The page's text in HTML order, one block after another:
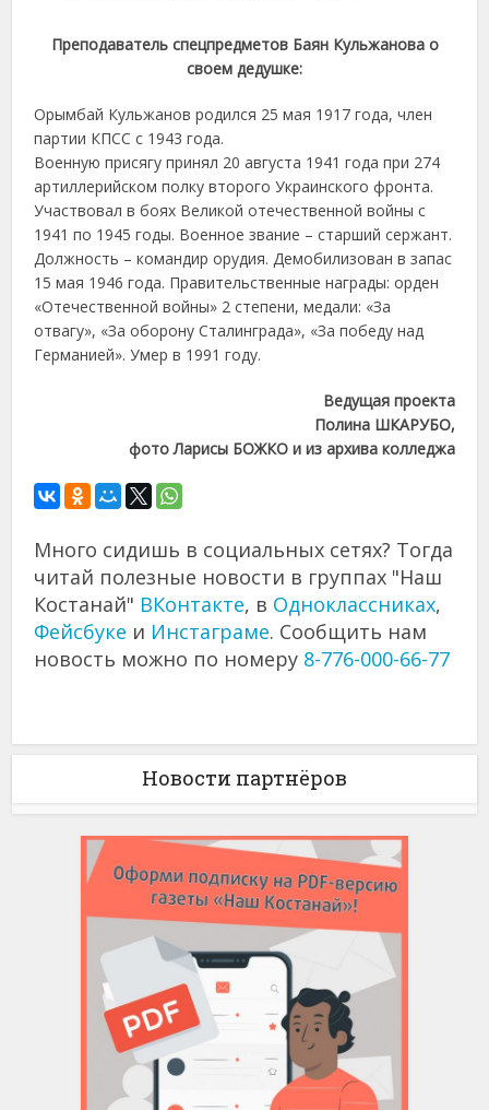
Преподаватель спецпредметов Баян Кульжанова о
своем дедушке:
Орымбай Кульжанов родился 25 мая 1917 года, член
партии КПСС с 1943 года.
Военную присягу принял 20 августа 1941 года при 274
артиллерийском полку второго Украинского фронта.
Участвовал в боях Великой отечественной войны с
1941 по 1945 годы. Военное звание – старший сержант.
Должность – командир орудия. Демобилизован в запас
15 мая 1946 года. Правительственные награды: орден
«Отечественной войны» 2 степени, медали: «За
отвагу», «За оборону Сталинграда», «За победу над
Германией». Умер в 1991 году.
Ведущая проекта
Полина ШКАРУБО,
фото Ларисы БОЖКО и из архива колледжа
Много сидишь в социальных сетях? Тогда
читай полезные новости в группах "Наш
Костанай" ВКонтакте, в Одноклассниках,
Фейсбуке и Инстаграме. Сообщить нам
новость можно по номеру 8-776-000-66-77
Новости партнёров